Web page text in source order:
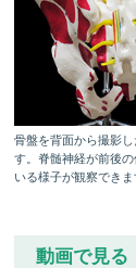
骨盤を背面から撮影
す。脊髄神経が前後
いる様子が観察できま
動画で見る